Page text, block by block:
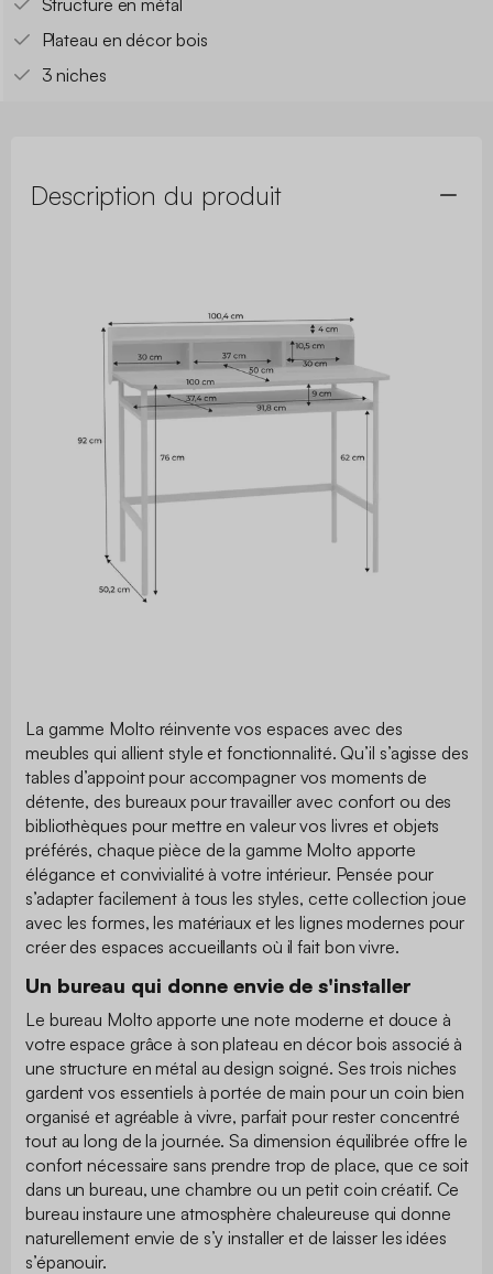
Structure en métal
Plateau en décor bois
3 niches
Description du produit
La gamme Molto réinvente vos espaces avec des
meubles qui allient style et fonctionnalité. Qu’il s’agisse des
tables d’appoint pour accompagner vos moments de
détente, des bureaux pour travailler avec confort ou des
bibliothèques pour mettre en valeur vos livres et objets
préférés, chaque pièce de la gamme Molto apporte
élégance et convivialité à votre intérieur. Pensée pour
s’adapter facilement à tous les styles, cette collection joue
avec les formes, les matériaux et les lignes modernes pour
créer des espaces accueillants où il fait bon vivre.
Un bureau qui donne envie de s'installer
Le bureau Molto apporte une note moderne et douce à
votre espace grâce à son plateau en décor bois associé à
une structure en métal au design soigné. Ses trois niches
gardent vos essentiels à portée de main pour un coin bien
organisé et agréable à vivre, parfait pour rester concentré
tout au long de la journée. Sa dimension équilibrée offre le
confort nécessaire sans prendre trop de place, que ce soit
dans un bureau, une chambre ou un petit coin créatif. Ce
bureau instaure une atmosphère chaleureuse qui donne
naturellement envie de s’y installer et de laisser les idées
s’épanouir.